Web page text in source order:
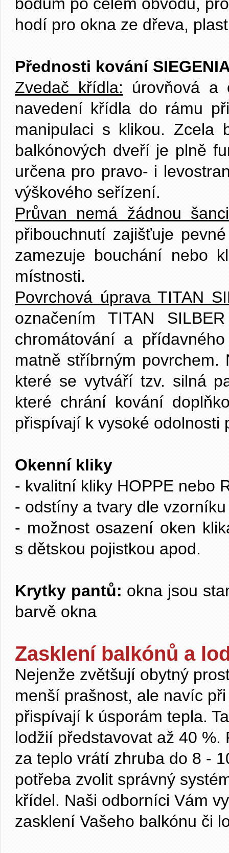
hodí pro okna ze dřeva,
Přednosti kování
Zvedač křídla: úrovňová a
navedení křídla do rámu
manipulaci s klikou. Zcela
balkónových dveří je plně
určena pro pravo- i
výškového seřízení.
Průvan nemá žádnou
přibouchnutí zajišťuje
zamezuje bouchání nebo
místnosti.
Povrchová úprava TITAN
označením TITAN
chromátování a
matně stříbrným
které se vytváří tzv. silná
které chrání kování
přispívají k vysoké odolnosti
Okenní kliky
- kvalitní kliky HOPPE nebo
- odstíny a tvary dle vzorníku
- možnost osazení oken
s dětskou pojistkou apod.
Krytky pantů: okna jsou
barvě okna
Zasklení balkónů a
Nejenže zvětšují obytný
menší prašnost, ale navíc
přispívají k úsporám tepla.
lodžií představovat až 40
za teplo vrátí zhruba do 8 -
potřeba zvolit správný
křídel. Naši odborníci Vám
zasklení Vašeho balkónu či